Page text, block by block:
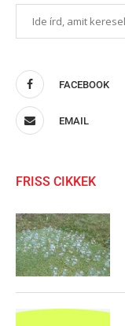
FACEBOOK
EMAIL
FRISS CIKKEK